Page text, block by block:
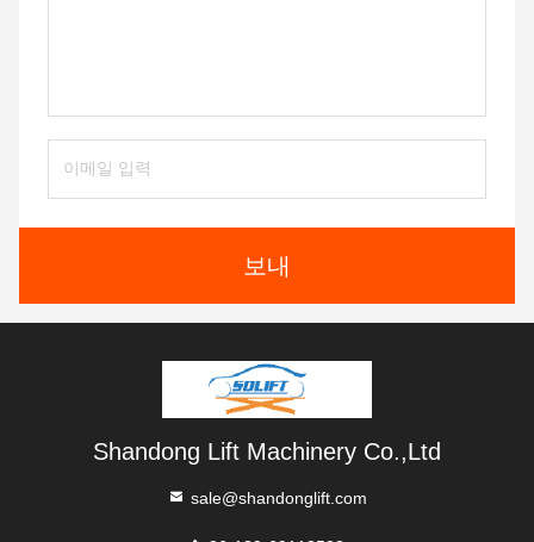
보내
Shandong Lift Machinery Co.,Ltd
sale@shandonglift.com